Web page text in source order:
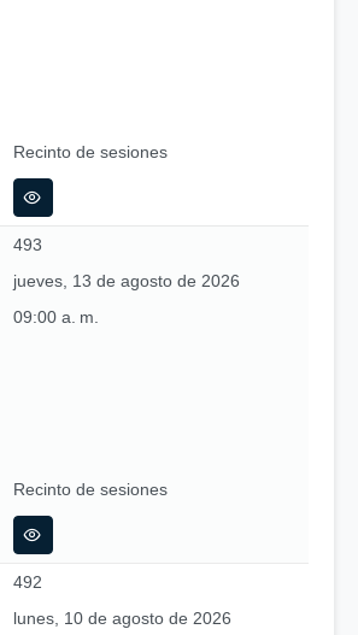
Recinto de sesiones
493
jueves, 13 de agosto de 2026
09:00 a. m.
Recinto de sesiones
492
lunes, 10 de agosto de 2026